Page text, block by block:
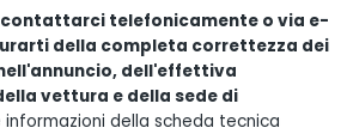
telefonicamente o via e-
della completa correttezza dei
dell'effettiva
vettura e della sede di
informazioni della scheda tecnica